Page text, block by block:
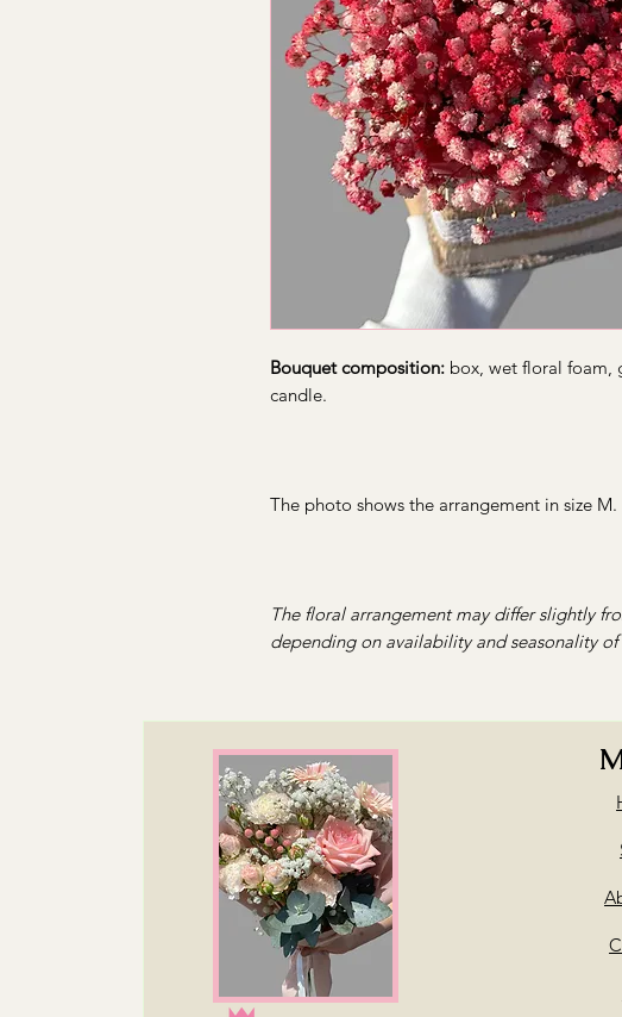
Bouquet composition: box, wet floral foam,
candle.
The photo shows the arrangement in size M.
The floral arrangement may differ slightly
depending on availability and seasonality of